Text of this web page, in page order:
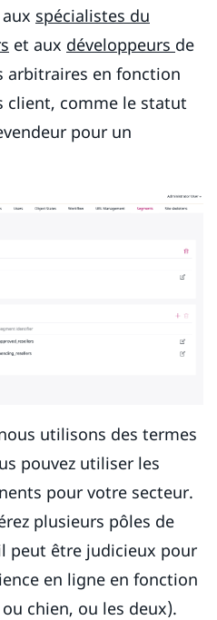
spécialistes du
et aux développeurs de
arbitraires en fonction
client, comme le statut
pour un
utilisons des termes
pouvez utiliser les
pour votre secteur.
plusieurs pôles de
peut être judicieux pour
en ligne en fonction
chien, ou les deux).